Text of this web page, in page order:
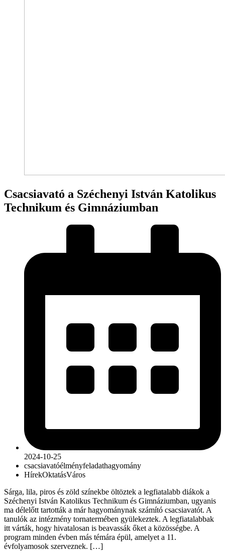
Csacsiavató a Széchenyi István Katolikus
Technikum és Gimnáziumban
2024-10-25
csacsiavatóélményfeladathagyomány
HírekOktatásVáros
Sárga, lila, piros és zöld színekbe öltöztek a legfiatalabb diákok a
Széchenyi István Katolikus Technikum és Gimnáziumban, ugyanis
ma délelőtt tartották a már hagyománynak számító csacsiavatót. A
tanulók az intézmény tornatermében gyülekeztek. A legfiatalabbak
itt várták, hogy hivatalosan is beavassák őket a közösségbe. A
program minden évben más témára épül, amelyet a 11.
évfolyamosok szerveznek. […]